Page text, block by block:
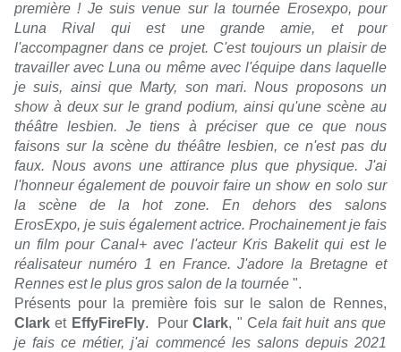
première ! Je suis venue sur la tournée Erosexpo, pour
Luna Rival qui est une grande amie, et pour
l'accompagner dans ce projet. C'est toujours un plaisir de
travailler avec Luna ou même avec l'équipe dans laquelle
je suis, ainsi que Marty, son mari. Nous proposons un
show à deux sur le grand podium, ainsi qu'une scène au
théâtre lesbien. Je tiens à préciser que ce que nous
faisons sur la scène du théâtre lesbien, ce n'est pas du
faux. Nous avons une attirance plus que physique. J'ai
l'honneur également de pouvoir faire un show en solo sur
la scène de la hot zone. En dehors des salons
ErosExpo, je suis également actrice. Prochainement je fais
un film pour Canal+ avec l'acteur Kris Bakelit qui est le
réalisateur numéro 1 en France. J'adore la Bretagne et
Rennes est le plus gros salon de la tournée ".
Présents pour la première fois sur le salon de Rennes,
Clark etEffyFireFly. PourClark, " Cela fait huit ans que
je fais ce métier, j'ai commencé les salons depuis 2021